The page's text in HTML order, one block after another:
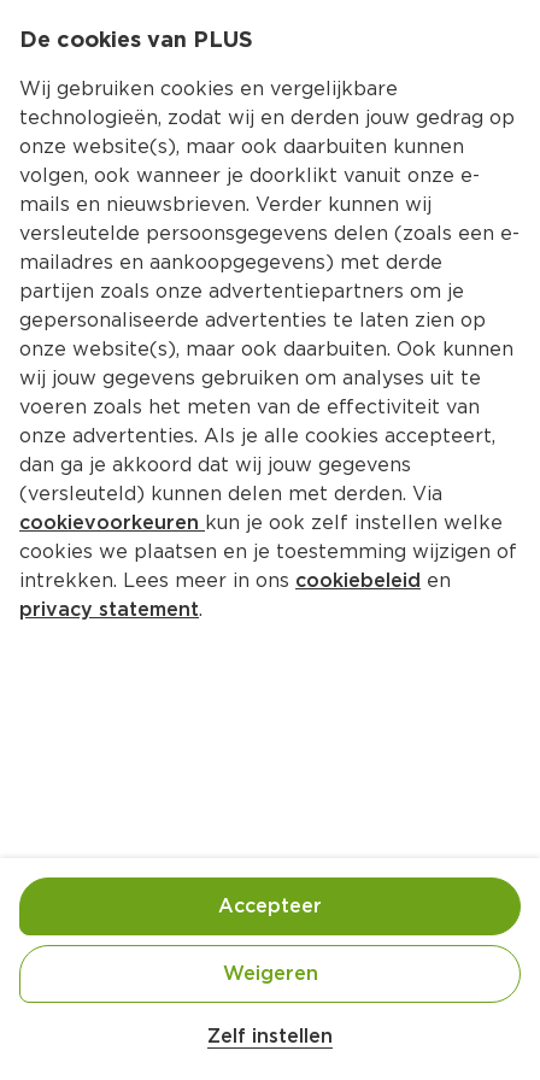
Kies jouw
Ingrediënten Bereiding
De cookies van PLUS
Wij gebruiken cookies en vergelijkbare
technologieën, zodat wij en derden jouw gedrag op
onze website(s), maar ook daarbuiten kunnen
volgen, ook wanneer je doorklikt vanuit onze e-
mails en nieuwsbrieven. Verder kunnen wij
versleutelde persoonsgegevens delen (zoals een e-
mailadres en aankoopgegevens) met derde
partijen zoals onze advertentiepartners om je
gepersonaliseerde advertenties te laten zien op
onze website(s), maar ook daarbuiten. Ook kunnen
wij jouw gegevens gebruiken om analyses uit te
voeren zoals het meten van de effectiviteit van
onze advertenties. Als je alle cookies accepteert,
dan ga je akkoord dat wij jouw gegevens
(versleuteld) kunnen delen met derden. Via
cookievoorkeuren kun je ook zelf instellen welke
cookies we plaatsen en je toestemming wijzigen of
intrekken. Lees meer in ons cookiebeleid en
privacy statement.
Zelf instellen
Weigeren
Accepteer